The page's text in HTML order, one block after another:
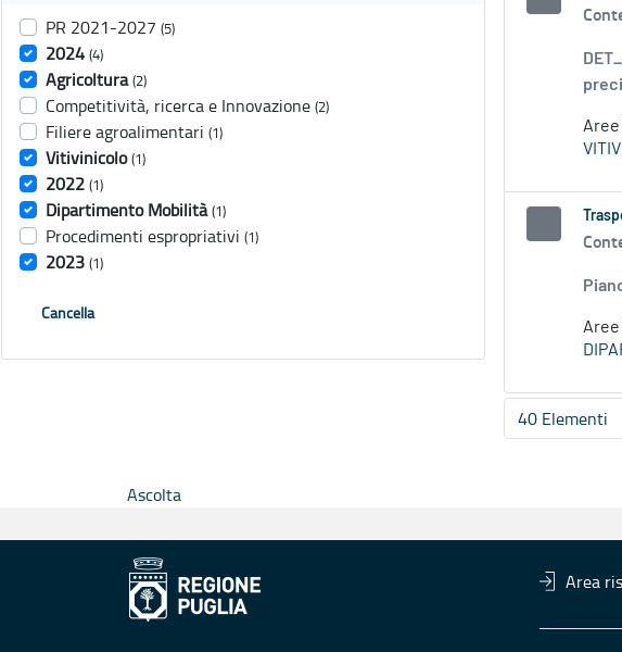
PR 2021-2027 (5)
2024 (4)
Agricoltura (2)
Competitività, ricerca e Innovazione (2)
Filiere agroalimentari (1)
Vitivinicolo (1)
2022 (1)
Dipartimento Mobilità (1)
Procedimenti espropriativi (1)
2023 (1)
Cancella
40 Elementi
Per
Ascolta
Area